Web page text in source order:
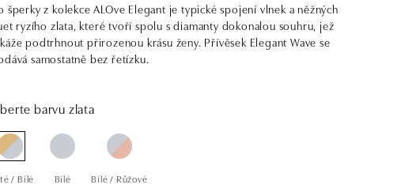
šperky z kolekce ALOve Elegant je typické spojení vlnek a něžných
ryzího zlata, které tvoří spolu s diamanty dokonalou souhru, jež
podtrhnout přirozenou krásu ženy. Přívěsek Elegant Wave se
samostatně bez řetízku.
barvu zlata
/ Bílé Bílé Bílé / Růžové